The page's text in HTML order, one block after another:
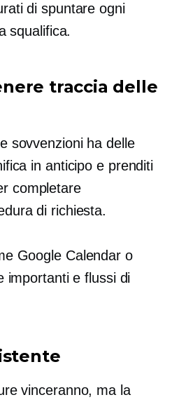
di spuntare ogni
squalifica.
traccia delle
sovvenzioni ha delle
in anticipo e prenditi
completare
di richiesta.
Google Calendar o
importanti e flussi di
vinceranno, ma la